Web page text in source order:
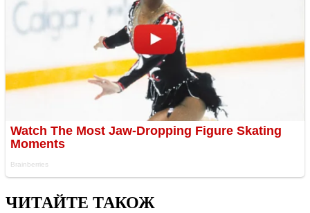
ЧИТАЙТЕ ТАКОЖ